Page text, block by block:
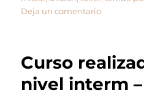
Deja un comentarioen
nivel
–
Curso
nivel interm